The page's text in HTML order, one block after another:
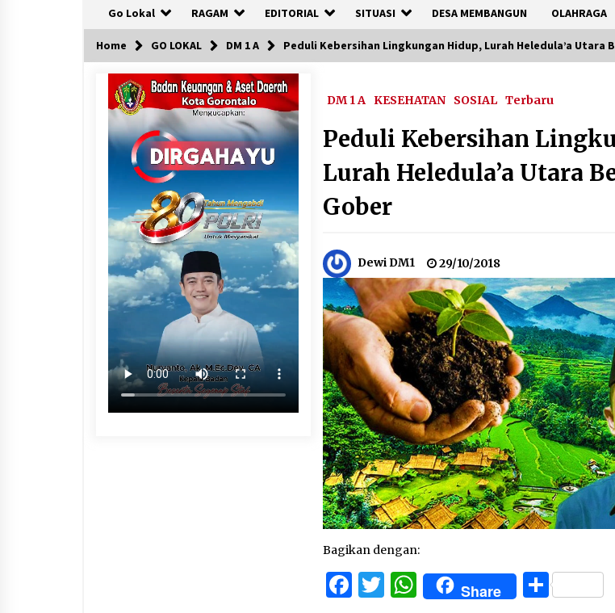
Go Lokal RAGAM EDITORIAL SITUASI DESA MEMBANGUN OLAHRAGA
Home GO LOKAL DM 1 A Peduli Kebersihan Lingkungan Hidup, Lurah Heledula’a Utara
DM 1 A KESEHATAN SOSIAL Terbaru
Peduli Kebersihan
Lurah Heledula’a Utara
Gober
Dewi DM1 29/10/2018
Bagikan dengan:
Facebook
Twitter
WhatsApp
Share Share